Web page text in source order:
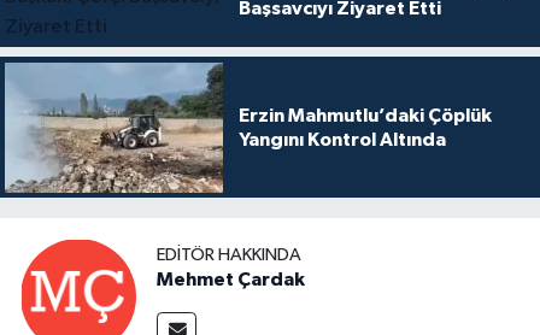
Başsavcıyı Ziyaret Etti
Erzin Mahmutlu’daki Çöplük
Yangını Kontrol Altında
EDITÖR HAKKINDA
Mehmet Çardak